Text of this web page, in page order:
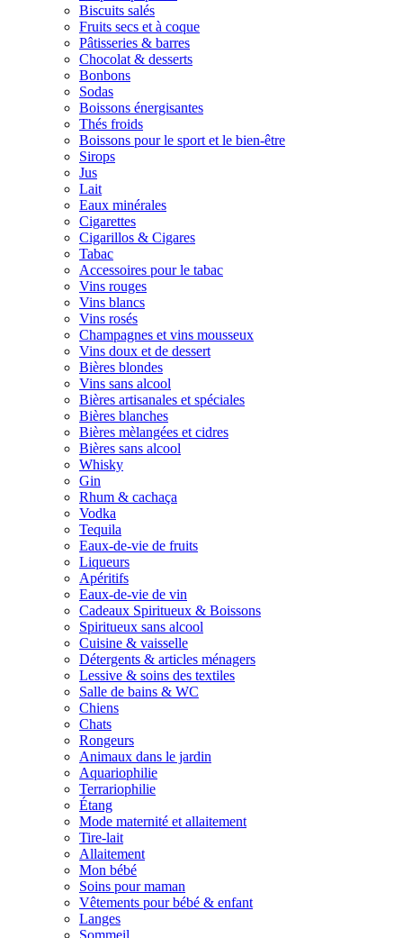
Biscuits salés
Fruits secs et à coque
Pâtisseries & barres
Chocolat & desserts
Bonbons
Sodas
Boissons énergisantes
Thés froids
Boissons pour le sport et le bien-être
Sirops
Jus
Lait
Eaux minérales
Cigarettes
Cigarillos & Cigares
Tabac
Accessoires pour le tabac
Vins rouges
Vins blancs
Vins rosés
Champagnes et vins mousseux
Vins doux et de dessert
Bières blondes
Vins sans alcool
Bières artisanales et spéciales
Bières blanches
Bières mèlangées et cidres
Bières sans alcool
Whisky
Gin
Rhum & cachaça
Vodka
Tequila
Eaux-de-vie de fruits
Liqueurs
Apéritifs
Eaux-de-vie de vin
Cadeaux Spiritueux & Boissons
Spiritueux sans alcool
Cuisine & vaisselle
Détergents & articles ménagers
Lessive & soins des textiles
Salle de bains & WC
Chiens
Chats
Rongeurs
Animaux dans le jardin
Aquariophilie
Terrariophilie
Étang
Mode maternité et allaitement
Tire-lait
Allaitement
Mon bébé
Soins pour maman
Vêtements pour bébé & enfant
Langes
Sommeil